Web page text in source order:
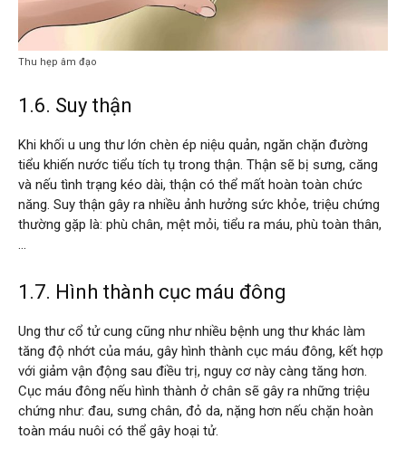
Thu hẹp âm đạo
1.6. Suy thận
Khi khối u ung thư lớn chèn ép niệu quản, ngăn chặn đường
tiểu khiến nước tiểu tích tụ trong thận. Thận sẽ bị sưng, căng
và nếu tình trạng kéo dài, thận có thể mất hoàn toàn chức
năng. Suy thận gây ra nhiều ảnh hưởng sức khỏe, triệu chứng
thường gặp là: phù chân, mệt mỏi, tiểu ra máu, phù toàn thân,
1.7. Hình thành cục máu đông
Ung thư cổ tử cung cũng như nhiều bệnh ung thư khác làm
tăng độ nhớt của máu, gây hình thành cục máu đông, kết hợp
với giảm vận động sau điều trị, nguy cơ này càng tăng hơn.
Cục máu đông nếu hình thành ở chân sẽ gây ra những triệu
chứng như: đau, sưng chân, đỏ da, nặng hơn nếu chặn hoàn
toàn máu nuôi có thể gây hoại tử.